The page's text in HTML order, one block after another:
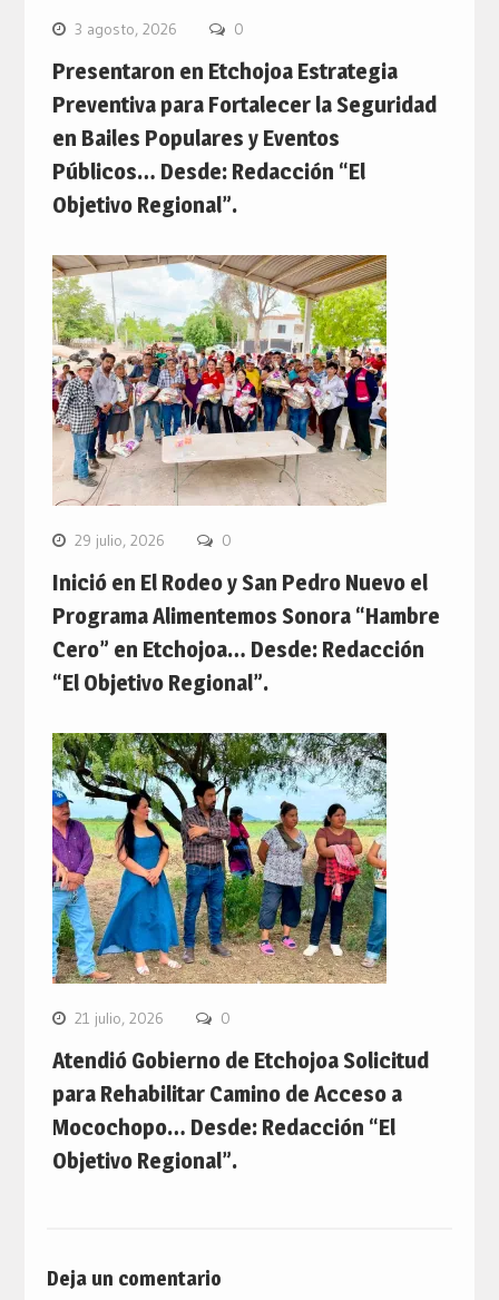
3 agosto, 2026 0
Presentaron en Etchojoa Estrategia
Preventiva para Fortalecer la Seguridad
en Bailes Populares y Eventos
Públicos… Desde: Redacción “El
Objetivo Regional”.
29 julio, 2026 0
Inició en El Rodeo y San Pedro Nuevo el
Programa Alimentemos Sonora “Hambre
Cero” en Etchojoa… Desde: Redacción
“El Objetivo Regional”.
21 julio, 2026 0
Atendió Gobierno de Etchojoa Solicitud
para Rehabilitar Camino de Acceso a
Mocochopo… Desde: Redacción “El
Objetivo Regional”.
Deja un comentario